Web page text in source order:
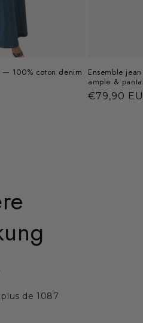
100% coton denim
Ensemble
ample &
Prix
€79,90
plus de 1087